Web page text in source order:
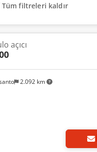
Tüm filtreleri kaldır
2.092 km
açıcı